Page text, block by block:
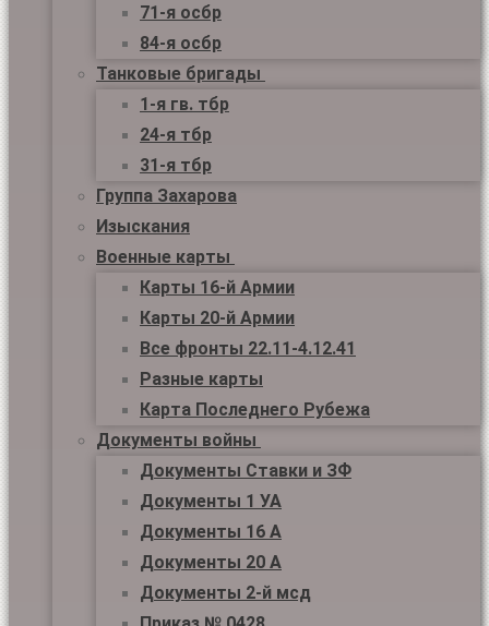
71-я осбр
84-я осбр
Танковые бригады
1-я гв. тбр
24-я тбр
31-я тбр
Группа Захарова
Изыскания
Военные карты
Карты 16-й Армии
Карты 20-й Армии
Все фронты 22.11-4.12.41
Разные карты
Карта Последнего Рубежа
Документы войны
Документы Ставки и ЗФ
Документы 1 УА
Документы 16 А
Документы 20 А
Документы 2-й мсд